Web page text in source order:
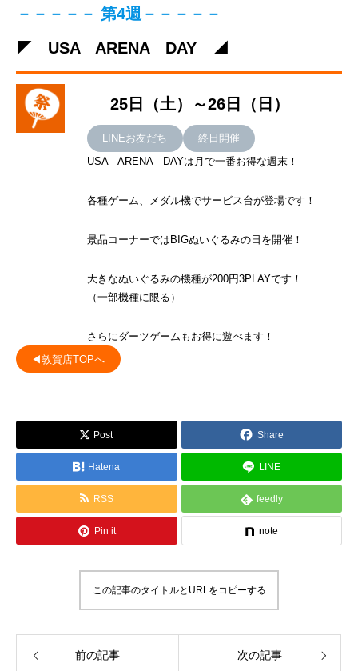
－－－－－ 第4週－－－－－
◤ USA ARENA DAY ◢
25日（土）～26日（日）
LINEお友だち
終日開催
USA ARENA DAYは月で一番お得な週末！
各種ゲーム、メダル機でサービス台が登場です！
景品コーナーではBIGぬいぐるみの日を開催！
大きなぬいぐるみの機種が200円3PLAYです！
（一部機種に限る）
さらにダーツゲームもお得に遊べます！
◀敦賀店TOPへ
Post Share
Hatena LINE
RSS feedly
Pin it note
この記事のタイトルとURLをコピーする
前の記事 次の記事